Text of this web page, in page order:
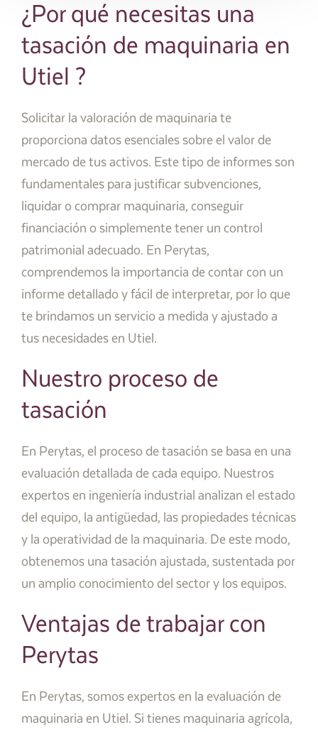
¿Por qué necesitas una
tasación de maquinaria en
Utiel ?
Solicitar la valoración de maquinaria te
proporciona datos esenciales sobre el valor de
mercado de tus activos. Este tipo de informes son
fundamentales para justificar subvenciones,
liquidar o comprar maquinaria, conseguir
financiación o simplemente tener un control
patrimonial adecuado. En Perytas,
comprendemos la importancia de contar con un
informe detallado y fácil de interpretar, por lo que
te brindamos un servicio a medida y ajustado a
tus necesidades en Utiel.
Nuestro proceso de
tasación
En Perytas, el proceso de tasación se basa en una
evaluación detallada de cada equipo. Nuestros
expertos en ingeniería industrial analizan el estado
del equipo, la antigüedad, las propiedades técnicas
y la operatividad de la maquinaria. De este modo,
obtenemos una tasación ajustada, sustentada por
un amplio conocimiento del sector y los equipos.
Ventajas de trabajar con
Perytas
En Perytas, somos expertos en la evaluación de
maquinaria en Utiel. Si tienes maquinaria agrícola,